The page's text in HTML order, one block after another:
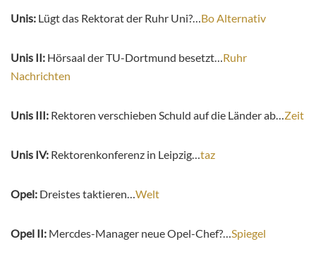
Unis: Lügt das Rektorat der Ruhr Uni?…Bo Alternativ
Unis II: Hörsaal der TU-Dortmund besetzt…Ruhr
Nachrichten
Unis III: Rektoren verschieben Schuld auf die Länder ab…Zeit
Unis IV: Rektorenkonferenz in Leipzig…taz
Opel: Dreistes taktieren…Welt
Opel II: Mercdes-Manager neue Opel-Chef?…Spiegel